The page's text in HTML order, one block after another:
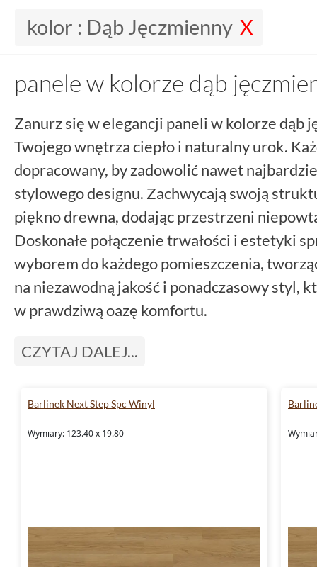
kolor : Dąb Jęczmienny
panele w kolorze dąb
Zanurz się w elegancji paneli w kolorze dąb
Twojego wnętrza ciepło i naturalny urok.
dopracowany, by zadowolić nawet
stylowego designu. Zachwycają swoją
piękno drewna, dodając przestrzeni
Doskonałe połączenie trwałości i estetyki
wyborem do każdego pomieszczenia,
na niezawodną jakość i ponadczasowy styl,
w prawdziwą oazę komfortu.
CZYTAJ DALEJ...
Barlinek Next Step Spc Winyl
Wymiary: 123.40 x 19.80